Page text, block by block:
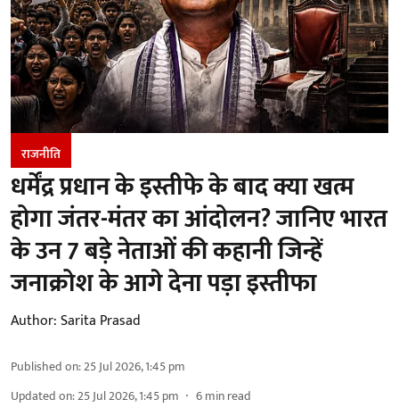
राजनीति
धर्मेंद्र प्रधान के इस्तीफे के बाद क्या खत्म
होगा जंतर-मंतर का आंदोलन? जानिए भारत
के उन 7 बड़े नेताओं की कहानी जिन्हें
जनाक्रोश के आगे देना पड़ा इस्तीफा
Author:Sarita Prasad
Published on:25 Jul 2026, 1:45 pm
Updated on:25 Jul 2026, 1:45 pm 6min read